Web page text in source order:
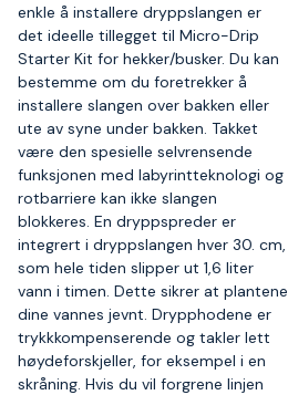
enkle å installere dryppslangen er
det ideelle tillegget til Micro-Drip
Starter Kit for hekker/busker. Du kan
bestemme om du foretrekker å
installere slangen over bakken eller
ute av syne under bakken. Takket
være den spesielle selvrensende
funksjonen med labyrintteknologi og
rotbarriere kan ikke slangen
blokkeres. En dryppspreder er
integrert i dryppslangen hver 30. cm,
som hele tiden slipper ut 1,6 liter
vann i timen. Dette sikrer at plantene
dine vannes jevnt. Drypphodene er
trykkkompenserende og takler lett
høydeforskjeller, for eksempel i en
skråning. Hvis du vil forgrene linjen